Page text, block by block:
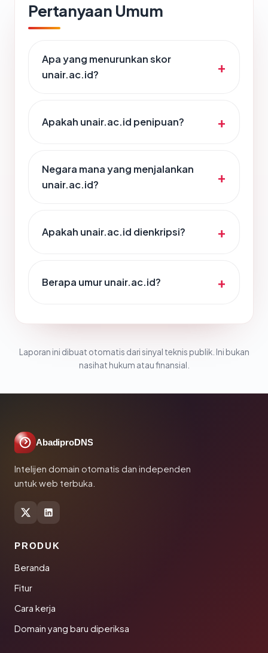
Pertanyaan Umum
Apa yang menurunkan skor
unair.ac.id?
Apakah unair.ac.id penipuan?
Negara mana yang menjalankan
unair.ac.id?
Apakah unair.ac.id dienkripsi?
Berapa umur unair.ac.id?
Laporan ini dibuat otomatis dari sinyal teknis publik. Ini bukan
nasihat hukum atau finansial.
AbadiproDNS
Intelijen domain otomatis dan independen
untuk web terbuka.
PRODUK
Beranda
Fitur
Cara kerja
Domain yang baru diperiksa